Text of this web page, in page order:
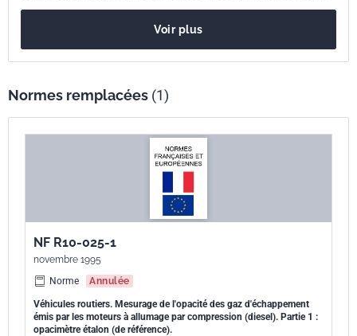
Voir plus
Normes remplacées (1)
NF R10-025-1
novembre 1995
Norme
Annulée
Véhicules routiers. Mesurage de l'opacité des gaz d'échappement
émis par les moteurs à allumage par compression (diesel). Partie 1 :
opacimètre étalon (de référence).